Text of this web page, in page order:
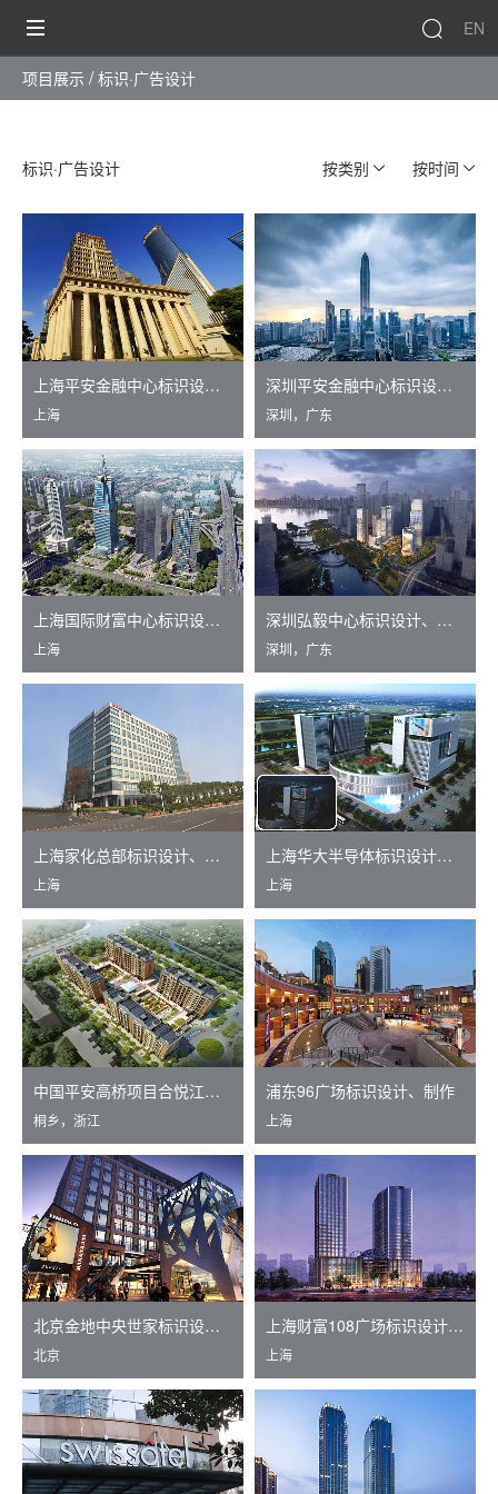
EN
项目展示 标识·广告设计
标识·广告设计 按类别 按时间
上海平安金融中心标识设计、制作
上海
深圳平安金融中心标识设计、制作
深圳，广东
上海国际财富中心标识设计、制作
上海
深圳弘毅中心标识设计、制作
深圳，广东
上海家化总部标识设计、制作
上海
上海华大半导体标识设计、制作
上海
中国平安高桥项目合悦江南标识设计、制作
桐乡，浙江
浦东96广场标识设计、制作
上海
北京金地中央世家标识设计、制作
北京
上海财富108广场标识设计、制作
上海